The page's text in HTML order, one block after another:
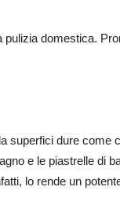
pulizia domestica.
superfici dure come
e le piastrelle di
lo rende un